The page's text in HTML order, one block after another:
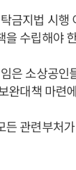
금지법 시
수립해야
은 소상공
완대책 마련
관련부처